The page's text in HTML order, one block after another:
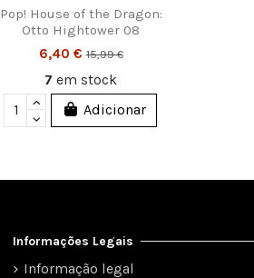
Pop! House of the Dragon:
Otto Hightower 08
6,40 €15,99 €
7em stock
Adicionar
Informações Legais
Informação legal